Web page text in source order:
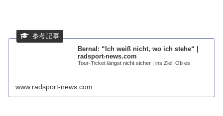
Bernal: “Ich weiß nicht, wo ich stehe“ |
radsport-news.com
Tour-Ticket längst nicht sicher | ins Ziel. Ob es
www.radsport-news.com